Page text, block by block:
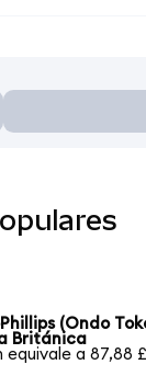
(Ondo
Británica
equivale a 87,88 £